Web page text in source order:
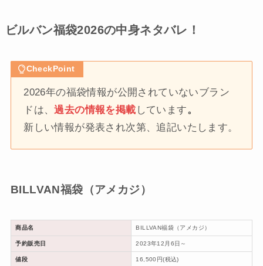
ビルバン福袋2026の中身ネタバレ！
CheckPoint
2026年の福袋情報が公開されていないブラン
ドは、過去の情報を掲載 しています。
新しい情報が発表され次第、追記いたします。
BILLVAN福袋（アメカジ）
商品名 BILLVAN福袋（アメカジ）
予約販売日 2023年12月6日～
値段 16,500円(税込)